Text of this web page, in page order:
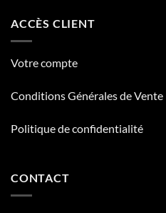
ACCÈS CLIENT
Votre compte
Conditions Générales de Vente
Politique de confidentialité
CONTACT